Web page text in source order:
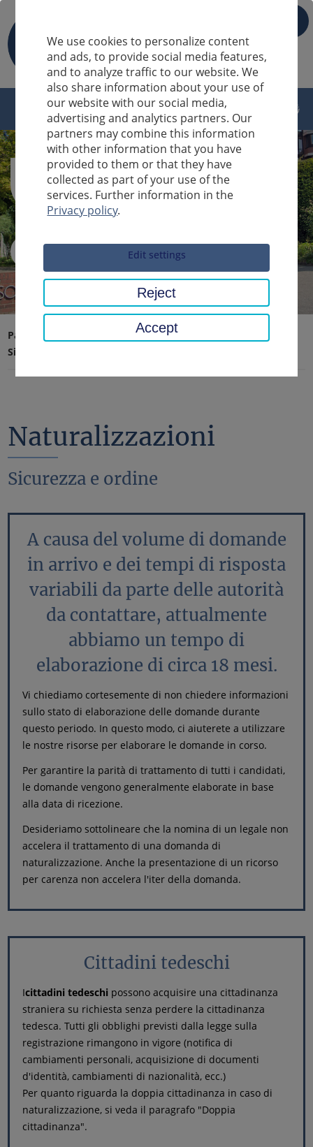
Sucheingabe
Pagina iniziale
Traffico, sicurezza, ordine
Sicurezza e ordine
Naturalizzazioni
Sicurezza e ordine
A causa del volume di domande
in arrivo e dei tempi di risposta
variabili da parte delle autorità
da contattare, attualmente
abbiamo un tempo di
elaborazione di circa 18 mesi.
Vi chiediamo cortesemente di non chiedere informazioni
sullo stato di elaborazione delle domande durante
questo periodo. In questo modo, ci aiuterete a utilizzare
le nostre risorse per elaborare le domande in corso.
Per garantire la parità di trattamento di tutti i candidati,
le domande vengono generalmente elaborate in base
alla data di ricezione.
Desideriamo sottolineare che la nomina di un legale non
accelera il trattamento di una domanda di
naturalizzazione. Anche la presentazione di un ricorso
per carenza non accelera l'iter della domanda.
Cittadini tedeschi
Icittadini tedeschi possono acquisire una cittadinanza
straniera su richiesta senza perdere la cittadinanza
tedesca. Tutti gli obblighi previsti dalla legge sulla
registrazione rimangono in vigore (notifica di
cambiamenti personali, acquisizione di documenti
d'identità, cambiamenti di nazionalità, ecc.)
Per quanto riguarda la doppia cittadinanza in caso di
naturalizzazione, si veda il paragrafo "Doppia
cittadinanza".
We use cookies to personalize content
and ads, to provide social media features,
and to analyze traffic to our website. We
also share information about your use of
our website with our social media,
advertising and analytics partners. Our
partners may combine this information
with other information that you have
provided to them or that they have
collected as part of your use of the
services. Further information in the
Privacy policy.
Edit settings
Reject
Accept